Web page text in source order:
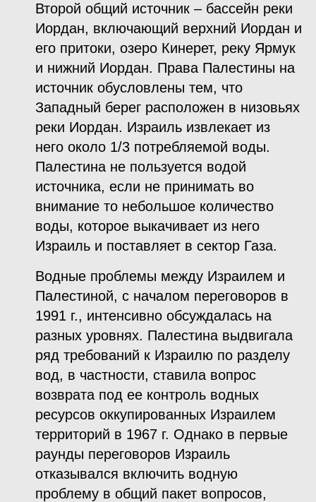
Второй общий источник – бассейн реки
Иордан, включающий верхний Иордан и
его притоки, озеро Кинерет, реку Ярмук
и нижний Иордан. Права Палестины на
источник обусловлены тем, что
Западный берег расположен в низовьях
реки Иордан. Израиль извлекает из
него около 1/3 потребляемой воды.
Палестина не пользуется водой
источника, если не принимать во
внимание то небольшое количество
воды, которое выкачивает из него
Израиль и поставляет в сектор Газа.
Водные проблемы между Израилем и
Палестиной, с началом переговоров в
1991 г., интенсивно обсуждалась на
разных уровнях. Палестина выдвигала
ряд требований к Израилю по разделу
вод, в частности, ставила вопрос
возврата под ее контроль водных
ресурсов оккупированных Израилем
территорий в 1967 г. Однако в первые
раунды переговоров Израиль
отказывался включить водную
проблему в общий пакет вопросов,